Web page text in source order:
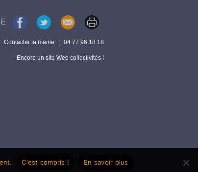
Contacter la mairie 04 77 96 18 18
Encore un site Web collectivités !
C'est compris ! En savoir plus